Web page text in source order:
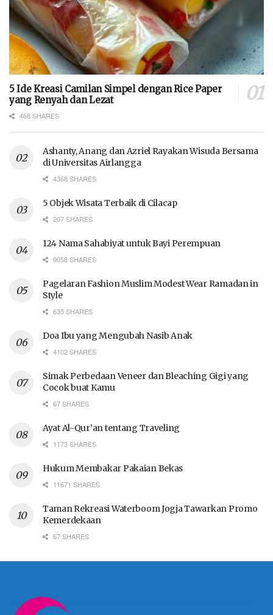
5 Ide Kreasi Camilan Simpel dengan Rice Paper
yang Renyah dan Lezat
468 SHARES
Ashanty, Anang dan Azriel Rayakan Wisuda Bersama
di Universitas Airlangga
4368 SHARES
5 Objek Wisata Terbaik di Cilacap
207 SHARES
124 Nama Sahabiyat untuk Bayi Perempuan
9058 SHARES
Pagelaran Fashion Muslim Modest Wear Ramadan in
Style
635 SHARES
Doa Ibu yang Mengubah Nasib Anak
4102 SHARES
Simak Perbedaan Veneer dan Bleaching Gigi yang
Cocok buat Kamu
67 SHARES
Ayat Al-Qur’an tentang Traveling
1173 SHARES
Hukum Membakar Pakaian Bekas
11671 SHARES
Taman Rekreasi Waterboom Jogja Tawarkan Promo
Kemerdekaan
67 SHARES